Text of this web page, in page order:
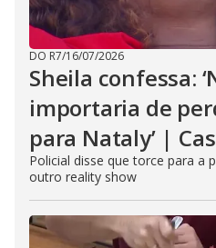
DO R7/16/07/2026
Sheila confessa:
importaria de
para Nataly’ |
Policial disse que torce para a
outro reality show